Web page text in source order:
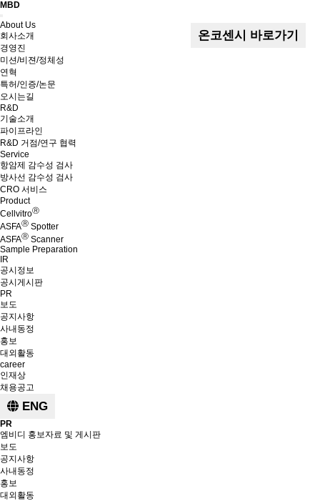
MBD
Menu
About Us
회사소개
경영진
미션/비젼/정체성
연혁
특허/인증/논문
오시는길
R&D
기술소개
파이프라인
R&D 거점/연구 협력
Service
항암제 감수성 검사
방사선 감수성 검사
CRO 서비스
Product
CellvitroⓇ
ASFAⓇ Spotter
ASFAⓇ Scanner
Sample Preparation
IR
공시정보
공시게시판
PR
보도
공지사항
사내동정
홍보
대외활동
career
인재상
채용공고
ENG
온코센시 바로가기
PR
엠비디 홍보자료 및 게시판
보도
공지사항
사내동정
홍보
대외활동